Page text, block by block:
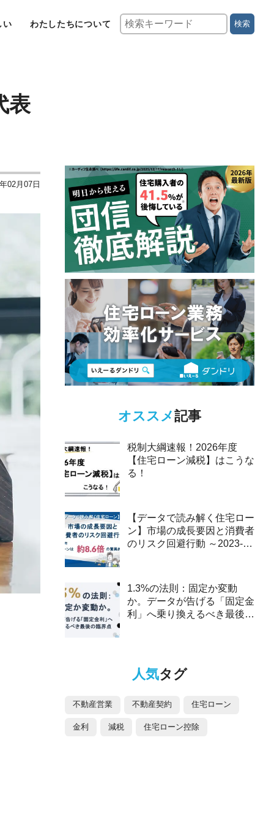
い わたしたちについて 検索
表
02月07日
オススメ記事
税制大綱速報！2026年度
【住宅ローン減税】はこうな
る！
【データで読み解く住宅ロー
ン】市場の成長要因と消費者
のリスク回避行動 ～2023-
1.3%の法則：固定か変動
か。データが告げる「固定金
利」へ乗り換えるべき最後の
人気タグ
不動産営業 不動産契約 住宅ローン
金利 減税 住宅ローン控除